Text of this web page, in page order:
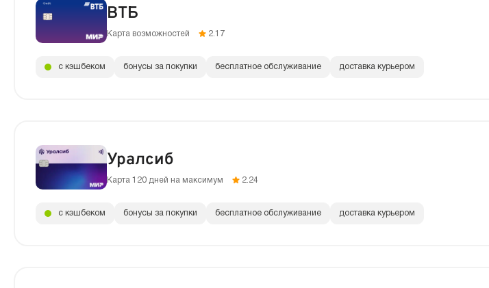
ВТБ
Карта возможностей 2.17
с кэшбеком бонусы за покупки бесплатное обслуживание доставка курьером
Уралсиб
Карта 120 дней на максимум 2.24
с кэшбеком бонусы за покупки бесплатное обслуживание доставка курьером